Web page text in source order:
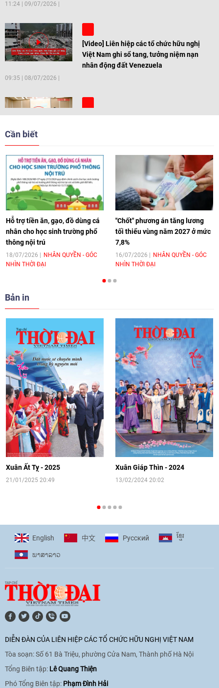
11:24 09/07/2026
[Video] Liên hiệp các tổ chức hữu nghị
Việt Nam ghi sổ tang, tưởng niệm nạn
nhân động đất Venezuela
09:35 08/07/2026
[Video] Trẻ em Đông Á cùng kiến tạo
[Video] Âm nhạc flamenco gắn kết văn
hoá Việt Nam - Tây Ban Nha
11:10 17/06/2026
[Video] Trao tặng Kỷ niệm chương "Vì
hòa bình, hữu nghị giữa các dân tộc"
cho Đại sứ Hungary tại Việt Nam
[Video] Nhân dân Việt Nam luôn trân
trọng tình cảm của nước Nga
08:02 | 13/06/2026
Video: Cơ hội giao lưu quốc tế cho học
sinh Việt Nam tại trại hè Artek
14:41|12/06/2026
[Video] Đối ngoại nhân dân Thủ đô
hướng tới kết nối hiệu quả nguồn lực
người Việt Nam ở nước ngoài
16:58|10/06/2026
cùng thanh thiếu nhi tiên phong ứng
phó với biến đổi khí hậu
17:07|09/06/2026
[Video] Lào dành ưu tiên hàng đầu cho
quan hệ với Việt Nam
11:01 |09/06/2026
[Video] Doanh nghiệp Hoa Kỳ hỗ trợ
Việt Nam xác định danh tính người mất
tích trong chiến tranh
Cần biết
Hỗ trợ tiền ăn, gạo, đồ dùng cá
nhân cho học sinh trường phổ
thông nội trú
18/07/2026
NHÂN QUYỀN - GÓC
NHÌN THỜI ĐẠI
"Chốt" phương án tăng lương
tối thiểu vùng năm 2027 ở mức
7,8%
16/07/2026
NHÂN QUYỀN - GÓC
NHÌN THỜI ĐẠI
Bản in
Xuân Ất Tỵ - 2025
21/01/2025 20:49
Xuân Giáp Thìn - 2024
13/02/2024 20:02
English 中文 Pусский ខ្មែរ
ພາ​ສາ​ລາວ
DIỄN ĐÀN CỦA LIÊN HIỆP CÁC TỔ CHỨC HỮU NGHỊ VIỆT NAM
Tòa soạn: Số 61 Bà Triệu, phường Cửa Nam, Thành phố Hà Nội
Tổng Biên tập: Lê Quang Thiện
Phó Tổng Biên tập: Phạm Đình Hải